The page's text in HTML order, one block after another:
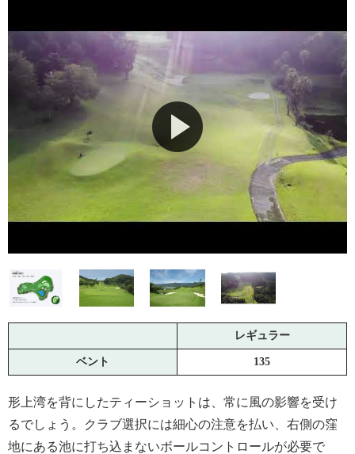
レギュラー
ベント 135
形上湾を背にしたティーショットは、常に風の影響を受け
るでしょう。クラブ選択には細心の注意を払い、右側の窪
地にある池に打ち込まないボールコントロールが必要で